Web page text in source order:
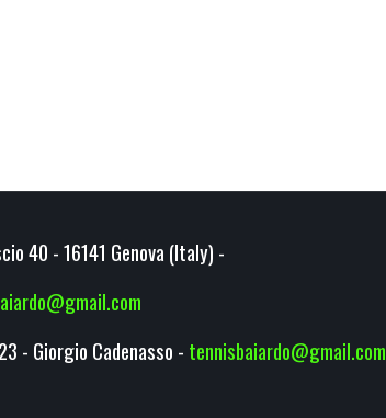
40 - 16141 Genova (Italy) -
- Giorgio Cadenasso - tennisbaiardo@gmail.com